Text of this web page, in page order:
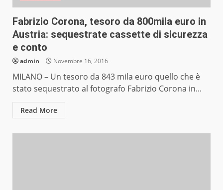
Fabrizio Corona, tesoro da 800mila euro in
Austria: sequestrate cassette di sicurezza
e conto
admin Novembre 16, 2016
MILANO – Un tesoro da 843 mila euro quello che è
stato sequestrato al fotografo Fabrizio Corona in...
Read More